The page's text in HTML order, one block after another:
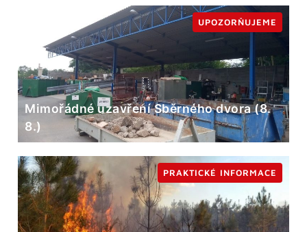
Mimořádné uzavření Sběrného dvora (8.
8.)
UPOZORŇUJEME
PRAKTICKÉ INFORMACE